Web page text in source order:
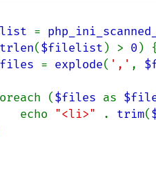
=
($filelist ) > 0 ) {
= explode( ',' ,
foreach (
$files as
            echo
"<li>" . trim(